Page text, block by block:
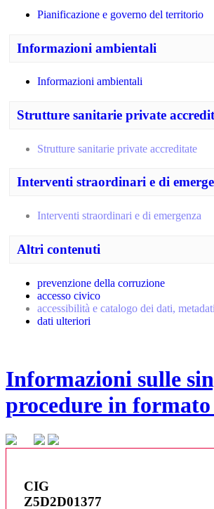
Pianificazione e governo del territorio
Informazioni ambientali
Informazioni ambientali
Strutture sanitarie private
Strutture sanitarie private accreditate
Interventi straordinari e di
Interventi straordinari e di emergenza
Altri contenuti
prevenzione della corruzione
accesso civico
accessibilità e catalogo dei dati,
dati ulteriori
Informazioni sulle
procedure in
CIG
Z5D2D01377